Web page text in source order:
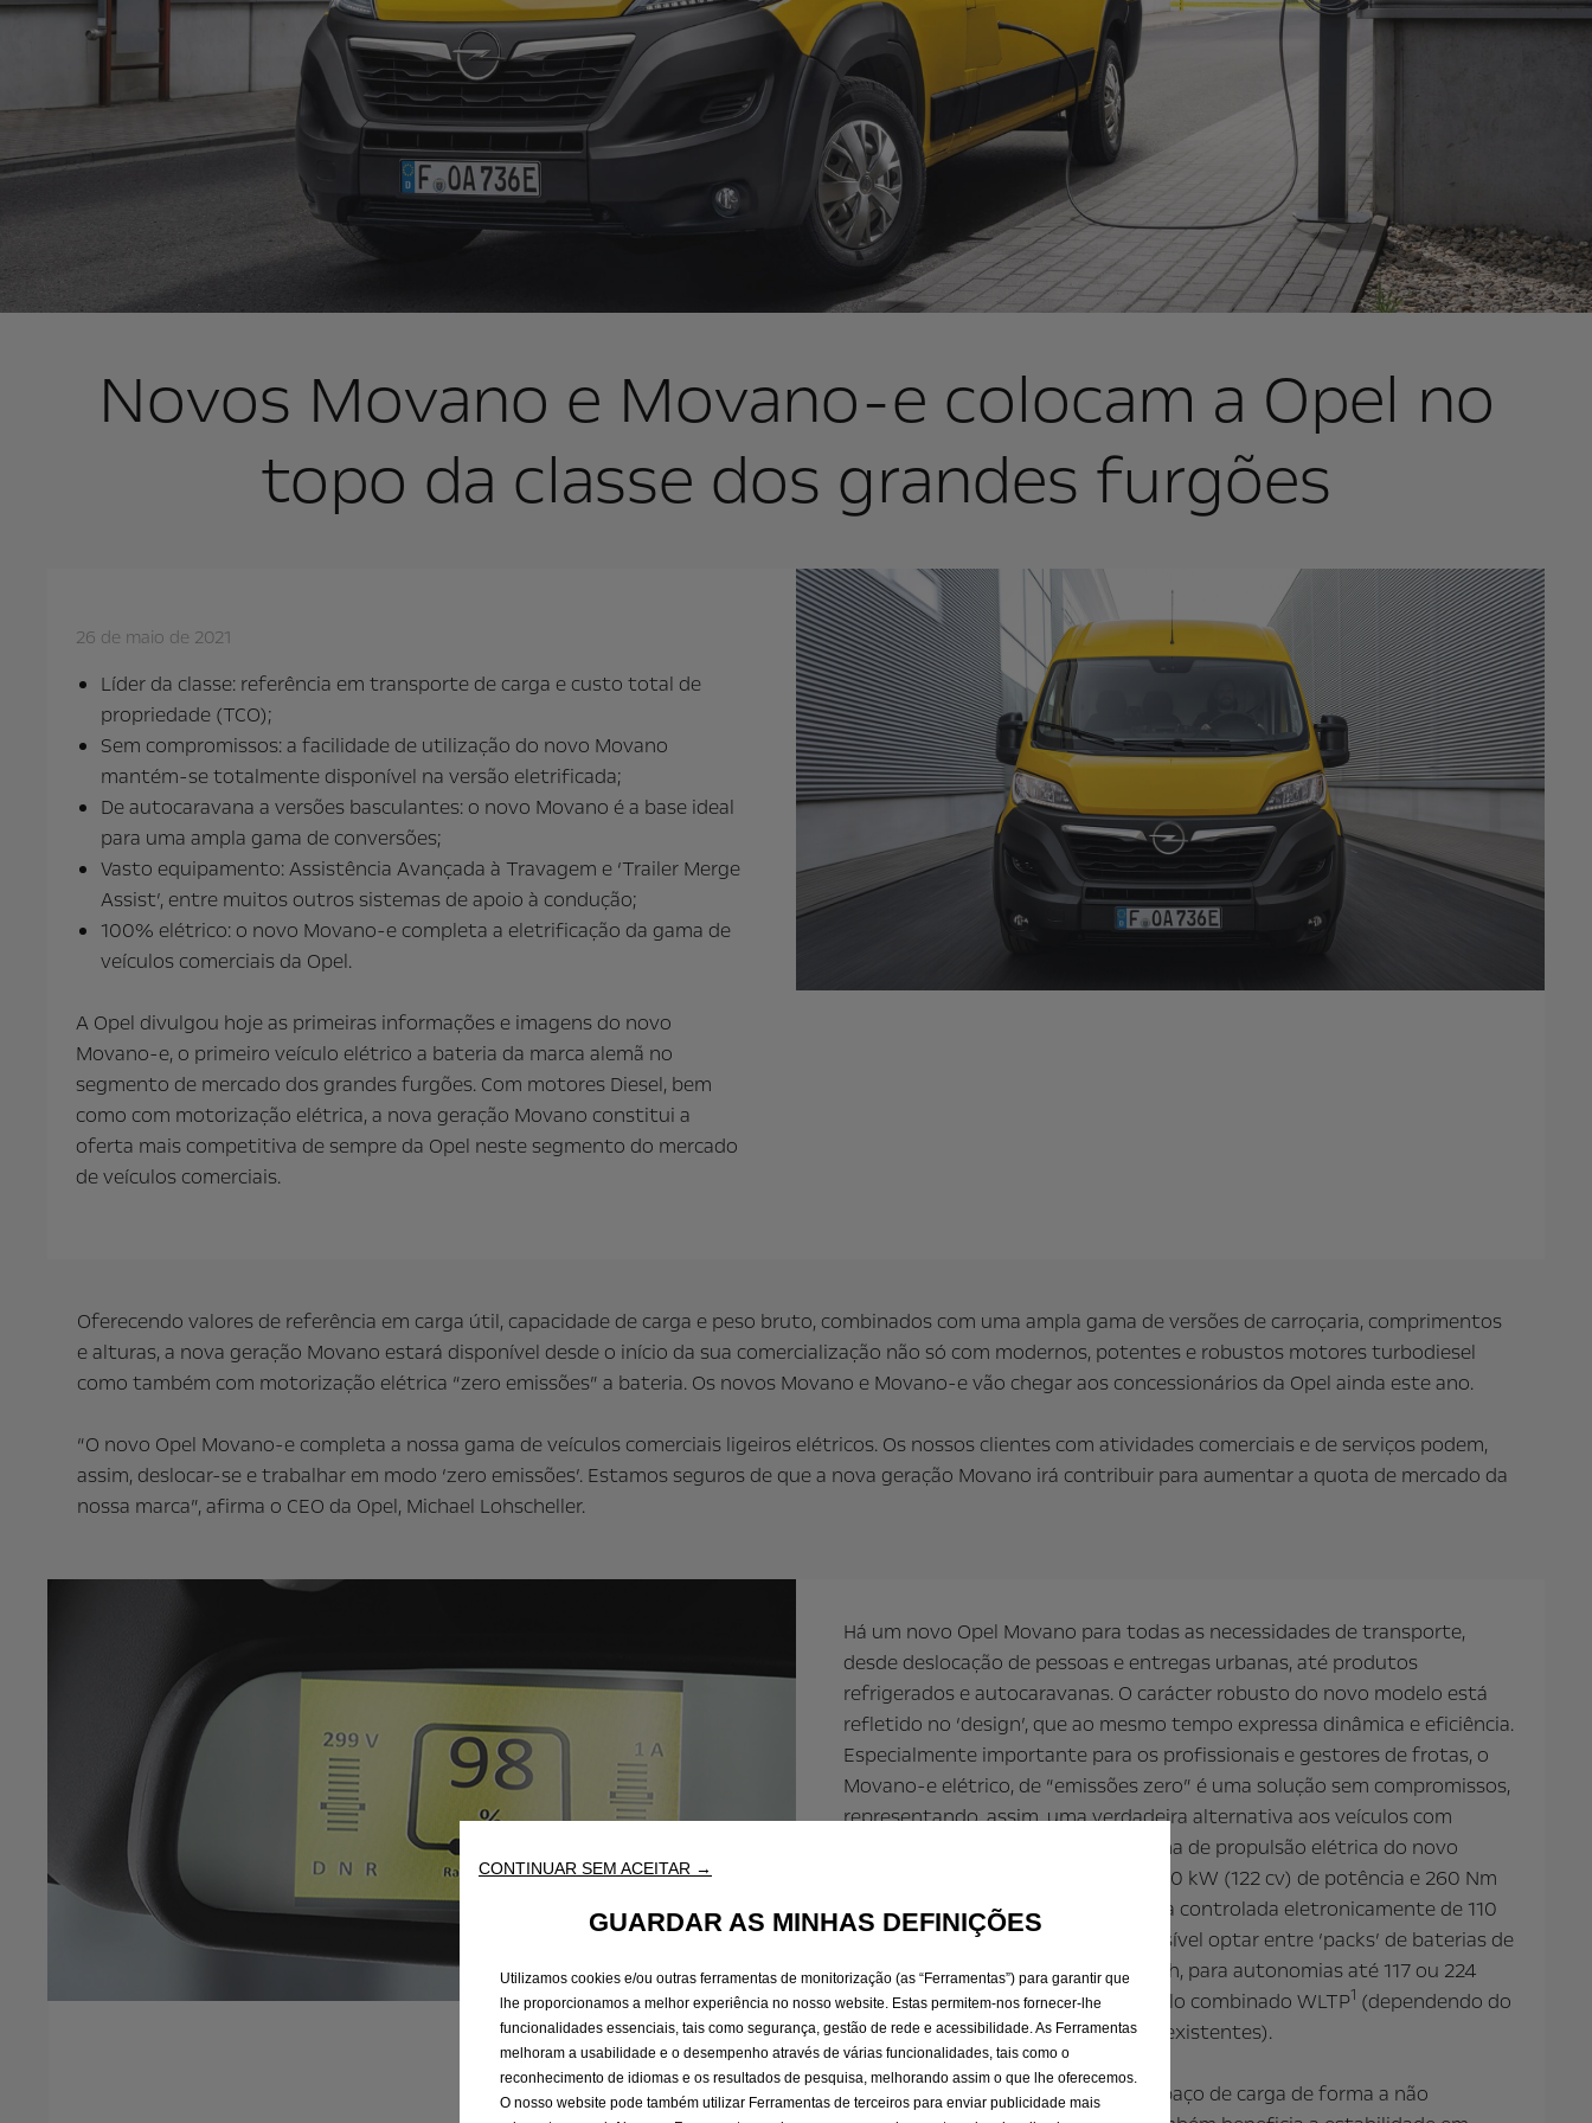
Novos Movano e Movano-e colocam a Opel no
topo da classe dos grandes furgões
26 de maio de 2021
Líder da classe: referência em transporte de carga e custo total de
propriedade (TCO);
Sem compromissos: a facilidade de utilização do novo Movano
mantém-se totalmente disponível na versão eletrificada;
De autocaravana a versões basculantes: o novo Movano é a base ideal
para uma ampla gama de conversões;
Vasto equipamento: Assistência Avançada à Travagem e ‘Trailer Merge
Assist’, entre muitos outros sistemas de apoio à condução;
100% elétrico: o novo Movano-e completa a eletrificação da gama de
veículos comerciais da Opel.
A Opel divulgou hoje as primeiras informações e imagens do novo
Movano-e, o primeiro veículo elétrico a bateria da marca alemã no
segmento de mercado dos grandes furgões. Com motores Diesel, bem
como com motorização elétrica, a nova geração Movano constitui a
oferta mais competitiva de sempre da Opel neste segmento do mercado
de veículos comerciais.
Oferecendo valores de referência em carga útil, capacidade de carga e peso bruto, combinados com uma ampla gama de versões de carroçaria, comprimentos
e alturas, a nova geração Movano estará disponível desde o início da sua comercialização não só com modernos, potentes e robustos motores turbodiesel
como também com motorização elétrica “zero emissões” a bateria. Os novos Movano e Movano-e vão chegar aos concessionários da Opel ainda este ano.
“O novo Opel Movano-e completa a nossa gama de veículos comerciais ligeiros elétricos. Os nossos clientes com atividades comerciais e de serviços podem,
assim, deslocar-se e trabalhar em modo ‘zero emissões’. Estamos seguros de que a nova geração Movano irá contribuir para aumentar a quota de mercado da
nossa marca”, afirma o CEO da Opel, Michael Lohscheller.
Há um novo Opel Movano para todas as necessidades de transporte,
desde deslocação de pessoas e entregas urbanas, até produtos
refrigerados e autocaravanas. O carácter robusto do novo modelo está
refletido no ‘design’, que ao mesmo tempo expressa dinâmica e eficiência.
Especialmente importante para os profissionais e gestores de frotas, o
Movano-e elétrico, de “emissões zero” é uma solução sem compromissos,
representando, assim, uma verdadeira alternativa aos veículos com
motorização convencional. O sistema de propulsão elétrica do novo
comercial elétrico da Opel garante 90 kW (122 cv) de potência e 260 Nm
de binário, com a velocidade máxima controlada eletronicamente de 110
km/h. Dependendo da versão, é possível optar entre ‘packs’ de baterias de
iões de lítio de 37 kWh ou de 70 kWh, para autonomias até 117 ou 224
quilómetros, respetivamente, no ciclo combinado WLTP1 (dependendo do
perfil de condução e das condições existentes).
As baterias estão alojadas sob o espaço de carga de forma a não
CONTINUAR SEM ACEITAR →
GUARDAR AS MINHAS DEFINIÇÕES
Utilizamos cookies e/ou outras ferramentas de monitorização (as “Ferramentas”) para garantir que
lhe proporcionamos a melhor experiência no nosso website. Estas permitem-nos fornecer-lhe
funcionalidades essenciais, tais como segurança, gestão de rede e acessibilidade. As Ferramentas
melhoram a usabilidade e o desempenho através de várias funcionalidades, tais como o
reconhecimento de idiomas e os resultados de pesquisa, melhorando assim o que lhe oferecemos.
O nosso website pode também utilizar Ferramentas de terceiros para enviar publicidade mais